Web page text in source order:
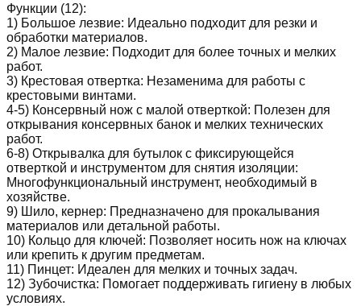
Функции (12):
1) Большое лезвие: Идеально подходит для резки и
обработки материалов.
2) Малое лезвие: Подходит для более точных и мелких
работ.
3) Крестовая отвертка: Незаменима для работы с
крестовыми винтами.
4-5) Консервный нож с малой отверткой: Полезен для
открывания консервных банок и мелких технических
работ.
6-8) Открывалка для бутылок с фиксирующейся
отверткой и инструментом для снятия изоляции:
Многофункциональный инструмент, необходимый в
хозяйстве.
9) Шило, кернер: Предназначено для прокалывания
материалов или детальной работы.
10) Кольцо для ключей: Позволяет носить нож на ключах
или крепить к другим предметам.
11) Пинцет: Идеален для мелких и точных задач.
12) Зубочистка: Помогает поддерживать гигиену в любых
условиях.